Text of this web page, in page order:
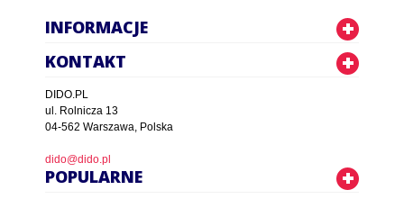
INFORMACJE
KONTAKT
DIDO.PL
ul. Rolnicza 13
04-562 Warszawa, Polska
dido@dido.pl
POPULARNE